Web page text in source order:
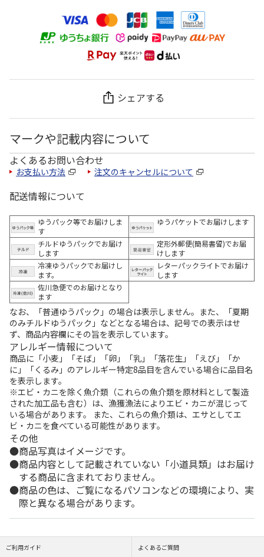
シェアする
マークや記載内容について
よくあるお問い合わせ
お支払い方法 注文のキャンセルについて
配送情報について
ゆうパック等でお届けしま
す
ゆうパケットでお届けします
チルドゆうパックでお届け
します
定形外郵便(簡易書留)でお届
けします
冷凍ゆうパックでお届けし
ます。
レターパックライトでお届け
します
佐川急便でのお届けとなり
ます
なお、「普通ゆうパック」の場合は表示しません。また、「夏期
のみチルドゆうパック」などとなる場合は、記号での表示はせ
ず、商品内容欄にその旨を表示しています。
アレルギー情報について
商品に「小麦」「そば」「卵」「乳」「落花生」「えび」「か
に」「くるみ」のアレルギー特定8品目を含んでいる場合に品目名
を表示します。
※エビ・カニを除く魚介類（これらの魚介類を原材料として製造
された加工品も含む）は、漁獲漁法によりエビ・カニが混じって
いる場合があります。 また、これらの魚介類は、エサとしてエ
ビ・カニを食べている可能性があります。
その他
商品写真はイメージです。
商品内容として記載されていない「小道具類」はお届け
する商品に含まれておりません。
商品の色は、ご覧になるパソコンなどの環境により、実
際と異なる場合があります。
ご利用ガイド よくあるご質問